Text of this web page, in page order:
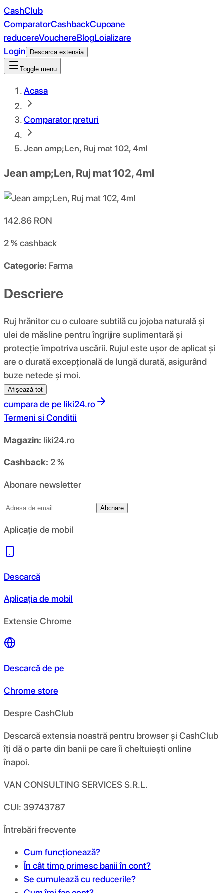
CashClub
ComparatorCashbackCupoane
reducereVouchereBlogLoializare
Login
Descarca extensia
Toggle menu
Acasa
Comparator preturi
Jean amp;Len, Ruj mat 102, 4ml
Jean amp;Len, Ruj mat 102, 4ml
142.86 RON
2 %cashback
Categorie: Farma
Descriere
Ruj hrănitor cu o culoare subtilă cu jojoba naturală și
ulei de măsline pentru îngrijire suplimentară și
protecție împotriva uscării. Rujul este ușor de aplicat și
are o durată excepțională de lungă durată, asigurând
buze netede și moi.
Afișează tot
cumpara de pe liki24.ro
Termeni si Conditii
Magazin: liki24.ro
Cashback: 2 %
Abonare newsletter
Abonare
Aplicație de mobil
Descarcă
Aplicația de mobil
Extensie Chrome
Descarcă de pe
Chrome store
Despre CashClub
Descarcă extensia noastră pentru browser și CashClub
îți dă o parte din banii pe care îi cheltuiești online
înapoi.
VAN CONSULTING SERVICES S.R.L.
CUI: 39743787
Întrebări frecvente
Cum funcționează?
În cât timp primesc banii în cont?
Se cumulează cu reducerile?